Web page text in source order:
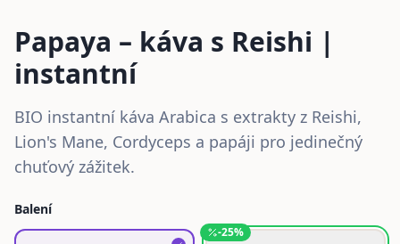
Papaya – káva s Reishi |
instantní
BIO instantní káva Arabica s extrakty z Reishi,
Lion's Mane, Cordyceps a papáji pro jedinečný
chuťový zážitek.
Balení
-25%